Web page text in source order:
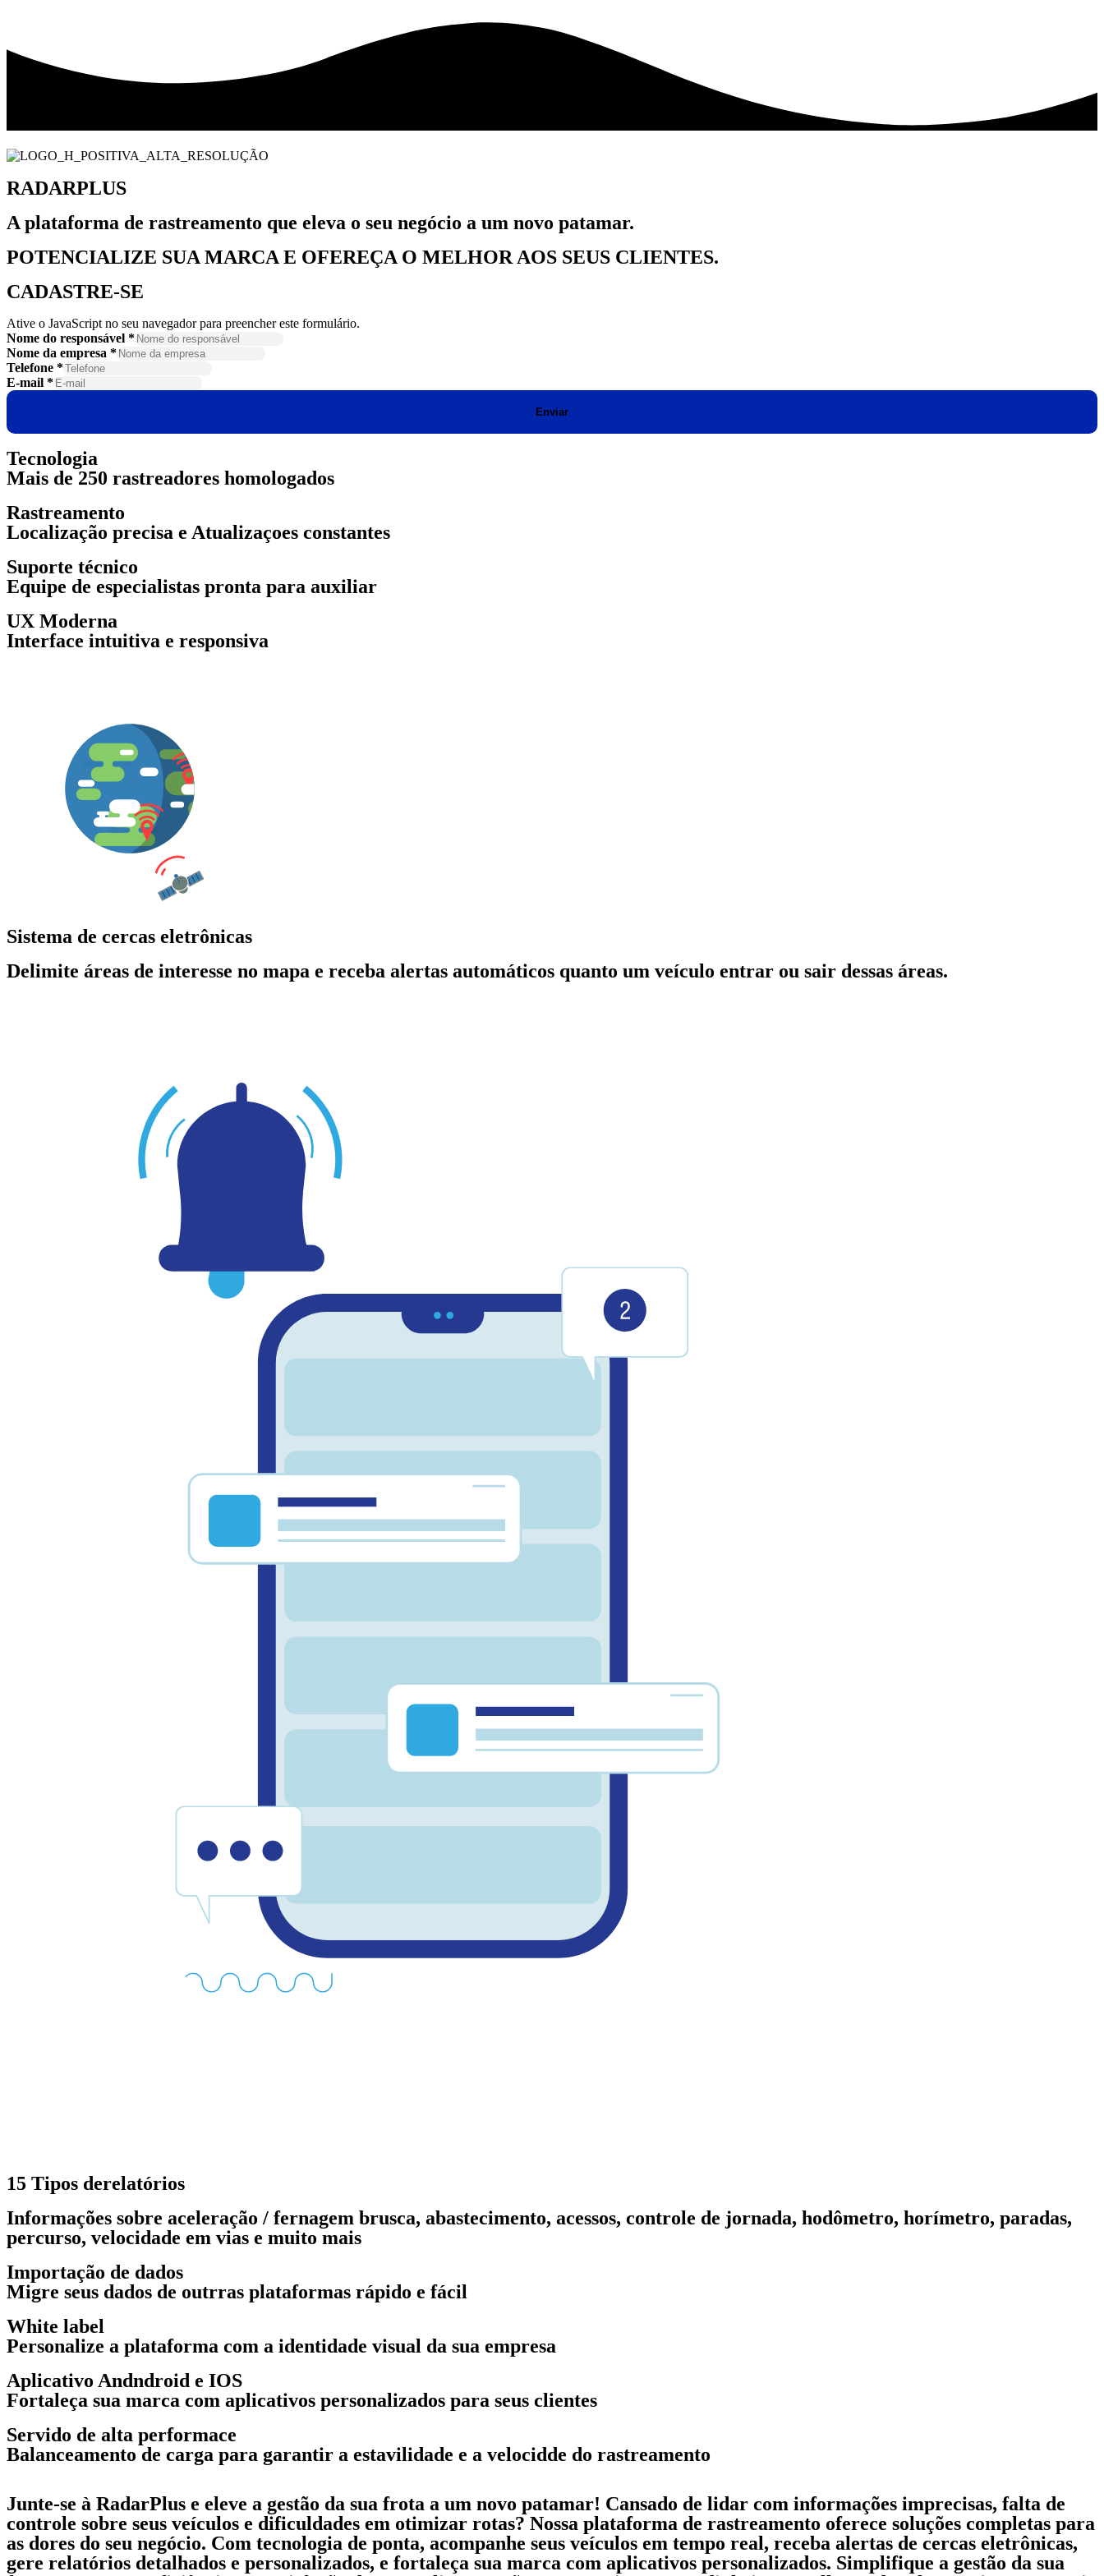
RADARPLUS
A plataforma de rastreamento que eleva o seu negócio a um novo patamar.
POTENCIALIZE SUA MARCA E OFEREÇA O MELHOR AOS SEUS CLIENTES.
CADASTRE-SE
Ative o JavaScript no seu navegador para preencher este formulário.
Nome do responsável *
Nome da empresa *
Telefone *
E-mail *
Enviar
Tecnologia
Mais de 250 rastreadores homologados
Rastreamento
Localização precisa e Atualizaçoes constantes
Suporte técnico
Equipe de especialistas pronta para auxiliar
UX Moderna
Interface intuitiva e responsiva
Sistema de cercas eletrônicas
Delimite áreas de interesse no mapa e receba alertas automáticos quanto um veículo entrar ou sair dessas áreas.
15 Tipos derelatórios
Informações sobre aceleração / fernagem brusca, abastecimento, acessos, controle de jornada, hodômetro, horímetro, paradas,
percurso, velocidade em vias e muito mais
Importação de dados
Migre seus dados de outrras plataformas rápido e fácil
White label
Personalize a plataforma com a identidade visual da sua empresa
Aplicativo Andndroid e IOS
Fortaleça sua marca com aplicativos personalizados para seus clientes
Servido de alta performace
Balanceamento de carga para garantir a estavilidade e a velocidde do rastreamento
Junte-se à RadarPlus e eleve a gestão da sua frota a um novo patamar! Cansado de lidar com informações imprecisas, falta de
controle sobre seus veículos e dificuldades em otimizar rotas? Nossa plataforma de rastreamento oferece soluções completas para
as dores do seu negócio. Com tecnologia de ponta, acompanhe seus veículos em tempo real, receba alertas de cercas eletrônicas,
gere relatórios detalhados e personalizados, e fortaleça sua marca com aplicativos personalizados. Simplifique a gestão da sua